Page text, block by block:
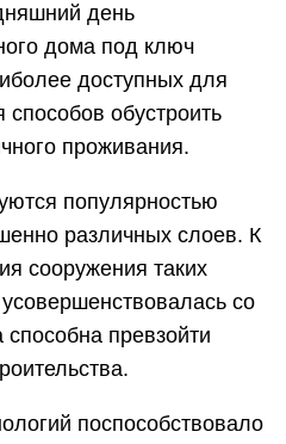
день
дома под ключ
доступных для
способов обустроить
проживания.
популярностью
различных слоев. К
сооружения таких
со
превзойти
поспособствовало